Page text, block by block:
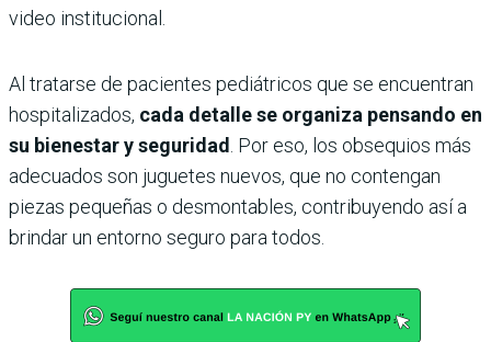
video institucional.
Al tratarse de pacientes pediátricos que se encuentran
hospitalizados, cada detalle se organiza pensando en
su bienestar y seguridad . Por eso, los obsequios más
adecuados son juguetes nuevos, que no contengan
piezas pequeñas o desmontables, contribuyendo así a
brindar un entorno seguro para todos.